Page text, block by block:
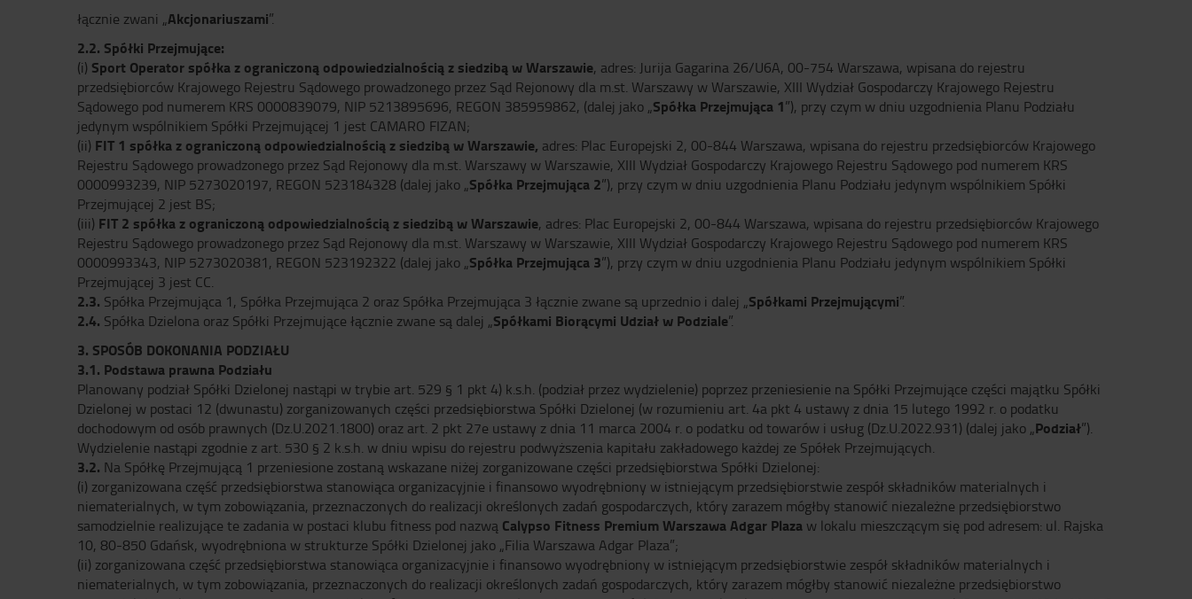
łącznie zwani „Akcjonariuszami”.
2.2. Spółki Przejmujące:
(i) Sport Operator spółka z ograniczoną odpowiedzialnością z siedzibą w Warszawie, adres: Jurija Gagarina 26/U6A, 00-754 Warszawa, wpisana do rejestru
przedsiębiorców Krajowego Rejestru Sądowego prowadzonego przez Sąd Rejonowy dla m.st. Warszawy w Warszawie, XIII Wydział Gospodarczy Krajowego Rejestru
Sądowego pod numerem KRS 0000839079, NIP 5213895696, REGON 385959862, (dalej jako „Spółka Przejmująca 1”), przy czym w dniu uzgodnienia Planu Podziału
jedynym wspólnikiem Spółki Przejmującej 1 jest CAMARO FIZAN;
(ii) FIT 1 spółka z ograniczoną odpowiedzialnością z siedzibą w Warszawie, adres: Plac Europejski 2, 00-844 Warszawa, wpisana do rejestru przedsiębiorców Krajowego
Rejestru Sądowego prowadzonego przez Sąd Rejonowy dla m.st. Warszawy w Warszawie, XIII Wydział Gospodarczy Krajowego Rejestru Sądowego pod numerem KRS
0000993239, NIP 5273020197, REGON 523184328 (dalej jako „Spółka Przejmująca 2”), przy czym w dniu uzgodnienia Planu Podziału jedynym wspólnikiem Spółki
Przejmującej 2 jest BS;
(iii) FIT 2 spółka z ograniczoną odpowiedzialnością z siedzibą w Warszawie, adres: Plac Europejski 2, 00-844 Warszawa, wpisana do rejestru przedsiębiorców Krajowego
Rejestru Sądowego prowadzonego przez Sąd Rejonowy dla m.st. Warszawy w Warszawie, XIII Wydział Gospodarczy Krajowego Rejestru Sądowego pod numerem KRS
0000993343, NIP 5273020381, REGON 523192322 (dalej jako „Spółka Przejmująca 3”), przy czym w dniu uzgodnienia Planu Podziału jedynym wspólnikiem Spółki
Przejmującej 3 jest CC.
2.3. Spółka Przejmująca 1, Spółka Przejmująca 2 oraz Spółka Przejmująca 3 łącznie zwane są uprzednio i dalej „Spółkami Przejmującymi”.
2.4. Spółka Dzielona oraz Spółki Przejmujące łącznie zwane są dalej „Spółkami Biorącymi Udział w Podziale”.
3. SPOSÓB DOKONANIA PODZIAŁU
3.1. Podstawa prawna Podziału
Planowany podział Spółki Dzielonej nastąpi w trybie art. 529 § 1 pkt 4) k.s.h. (podział przez wydzielenie) poprzez przeniesienie na Spółki Przejmujące części majątku Spółki
Dzielonej w postaci 12 (dwunastu) zorganizowanych części przedsiębiorstwa Spółki Dzielonej (w rozumieniu art. 4a pkt 4 ustawy z dnia 15 lutego 1992 r. o podatku
dochodowym od osób prawnych (Dz.U.2021.1800) oraz art. 2 pkt 27e ustawy z dnia 11 marca 2004 r. o podatku od towarów i usług (Dz.U.2022.931) (dalej jako „Podział”).
Wydzielenie nastąpi zgodnie z art. 530 § 2 k.s.h. w dniu wpisu do rejestru podwyższenia kapitału zakładowego każdej ze Spółek Przejmujących.
3.2. Na Spółkę Przejmującą 1 przeniesione zostaną wskazane niżej zorganizowane części przedsiębiorstwa Spółki Dzielonej:
(i) zorganizowana część przedsiębiorstwa stanowiąca organizacyjnie i finansowo wyodrębniony w istniejącym przedsiębiorstwie zespół składników materialnych i
niematerialnych, w tym zobowiązania, przeznaczonych do realizacji określonych zadań gospodarczych, który zarazem mógłby stanowić niezależne przedsiębiorstwo
samodzielnie realizujące te zadania w postaci klubu fitness pod nazwą Calypso Fitness Premium Warszawa Adgar Plaza w lokalu mieszczącym się pod adresem: ul. Rajska
10, 80-850 Gdańsk, wyodrębniona w strukturze Spółki Dzielonej jako „Filia Warszawa Adgar Plaza”;
(ii) zorganizowana część przedsiębiorstwa stanowiąca organizacyjnie i finansowo wyodrębniony w istniejącym przedsiębiorstwie zespół składników materialnych i
niematerialnych, w tym zobowiązania, przeznaczonych do realizacji określonych zadań gospodarczych, który zarazem mógłby stanowić niezależne przedsiębiorstwo